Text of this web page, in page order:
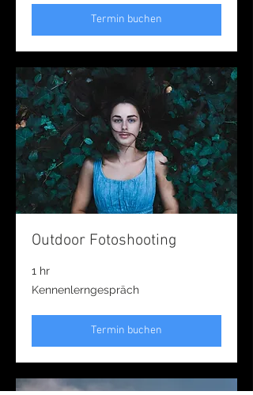
Termin buchen
Outdoor Fotoshooting
1 hr
Kennenlerngespräch
Kennenlerngespräch
Termin buchen